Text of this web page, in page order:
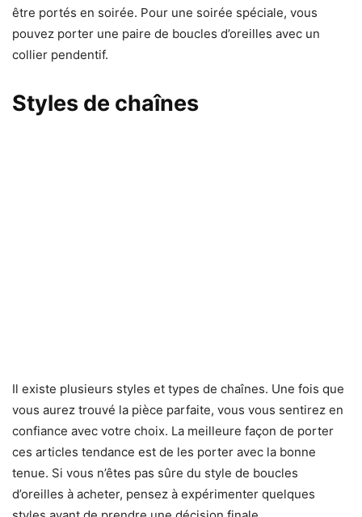
être portés en soirée. Pour une soirée spéciale, vous
pouvez porter une paire de boucles d’oreilles avec un
collier pendentif.
Styles de chaînes
Il existe plusieurs styles et types de chaînes. Une fois que
vous aurez trouvé la pièce parfaite, vous vous sentirez en
confiance avec votre choix. La meilleure façon de porter
ces articles tendance est de les porter avec la bonne
tenue. Si vous n’êtes pas sûre du style de boucles
d’oreilles à acheter, pensez à expérimenter quelques